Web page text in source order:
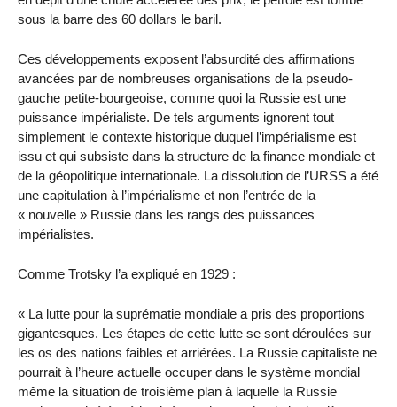
sous la barre des 60 dollars le baril.
Ces développements exposent l’absurdité des affirmations
avancées par de nombreuses organisations de la pseudo-
gauche petite-bourgeoise, comme quoi la Russie est une
puissance impérialiste. De tels arguments ignorent tout
simplement le contexte historique duquel l’impérialisme est
issu et qui subsiste dans la structure de la finance mondiale et
de la géopolitique internationale. La dissolution de l’URSS a été
une capitulation à l’impérialisme et non l’entrée de la
« nouvelle » Russie dans les rangs des puissances
impérialistes.
Comme Trotsky l’a expliqué en 1929 :
« La lutte pour la suprématie mondiale a pris des proportions
gigantesques. Les étapes de cette lutte se sont déroulées sur
les os des nations faibles et arriérées. La Russie capitaliste ne
pourrait à l’heure actuelle occuper dans le système mondial
même la situation de troisième plan à laquelle la Russie